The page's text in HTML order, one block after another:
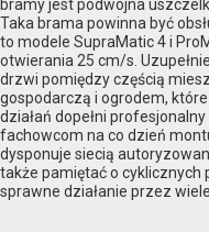
bramy jest podwójna
Taka brama powinna być
to modele SupraMatic 4 i
otwierania 25 cm/s.
drzwi pomiędzy częścią
gospodarczą i ogrodem,
działań dopełni
fachowcom na co dzień
dysponuje siecią
także pamiętać o cyklicznych
sprawne działanie przez